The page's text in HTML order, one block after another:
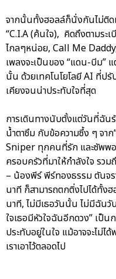
จากนั้นทั้งฮอลล์ก็นั่งกันไม่ติด
“C.I.A (ค้นใจ), คิดถึงตามระเ
ไกลๆหน่อย, Call Me
เพลงจะเป็นของ “แดน-บีม”
นั้น ด้วยเทคโนโยโลยี AI ที่ปรั
เคียงจนน่าประทับใจที่สุด
การเดินทางนับตั้งแต่วันที่ฉัน
น้ำตาซึม กับข้อความซึ้ง ๆ จ
Sniper ทุกคนที่รัก และซัพ
ครอบครัวที่มาให้กำลังใจ รว
– น้องพีร์ พีร์ทองธรรม ตันจ
นาที ก็สามารถตกติ่งไปได้ทั้ง
นาที, ไม่มีเธอวันนั้น ไม่มีฉัน
ใจเธอมีหัวใจฉันอีกดวง” เป็น
ประทับอยู่ในใจ แม้อาจจะไม่ไ
เราเอาไว้ตลอดไป